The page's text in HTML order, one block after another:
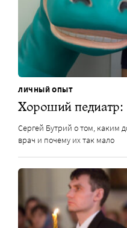
ЛИЧНЫЙ ОПЫТ
Хороший педиатр:
Сергей Бутрий о том, каким
врач и почему их так мало